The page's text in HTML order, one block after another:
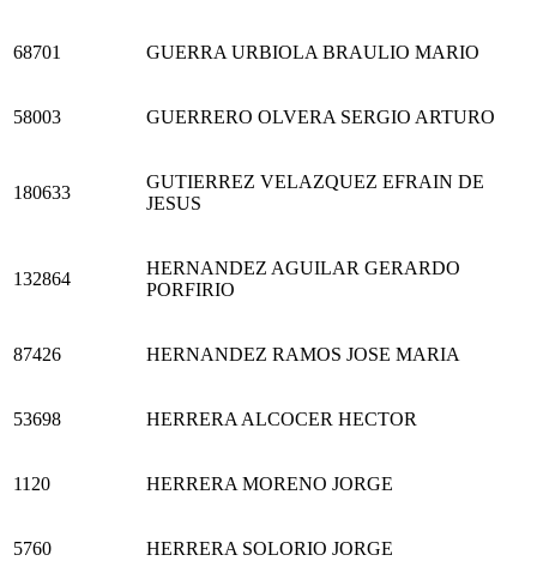
68701 GUERRA URBIOLA BRAULIO MARIO
58003 GUERRERO OLVERA SERGIO ARTURO
180633
GUTIERREZ VELAZQUEZ EFRAIN DE
JESUS
132864
HERNANDEZ AGUILAR GERARDO
PORFIRIO
87426 HERNANDEZ RAMOS JOSE MARIA
53698 HERRERA ALCOCER HECTOR
1120 HERRERA MORENO JORGE
5760 HERRERA SOLORIO JORGE